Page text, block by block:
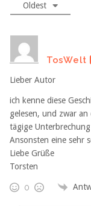
Oldest
TosWelt
Lieber Autor
ich kenne diese
gelesen, und zwar
tägige
Ansonsten eine sehr
Liebe Grüße
Torsten
0